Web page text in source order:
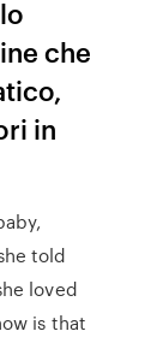
che
in
told
loved
is that